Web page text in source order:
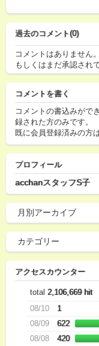
過去のコメント(0)
コメントはありません。
もしくはまだ承認され
コメントを書く
コメントの書込みがで
録された方のみです。
既に会員登録済みの方
プロフィール
acchanスタッフS子
アクセスカウンター
total 2,106,669 hit
08/10
1
08/09
622
08/08
420